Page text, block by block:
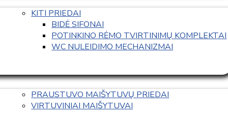
KITI PRIEDAI
BIDĖ SIFONAI
POTINKINO RĖMO TVIRTINIMŲ KOMPLEKTAI
WC NULEIDIMO MECHANIZMAI
PRAUSTUVO MAIŠYTUVŲ PRIEDAI
VIRTUVINIAI MAIŠYTUVAI